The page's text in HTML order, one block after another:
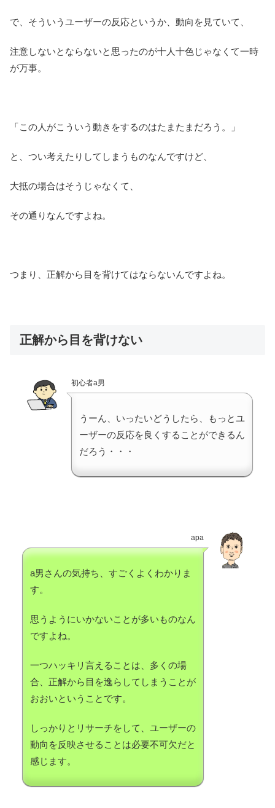
で、そういうユーザーの反応というか、動向を見ていて、
注意しないとならないと思ったのが十人十色じゃなくて一時
が万事。
「この人がこういう動きをするのはたまたまだろう。」
と、つい考えたりしてしまうものなんですけど、
大抵の場合はそうじゃなくて、
その通りなんですよね。
つまり、正解から目を背けてはならないんですよね。
正解から目を背けない
初心者a男
うーん、いったいどうしたら、もっとユ
ーザーの反応を良くすることができるん
だろう・・・
apa
a男さんの気持ち、すごくよくわかりま
す。
思うようにいかないことが多いものなん
ですよね。
一つハッキリ言えることは、多くの場
合、正解から目を逸らしてしまうことが
おおいということです。
しっかりとリサーチをして、ユーザーの
動向を反映させることは必要不可欠だと
感じます。